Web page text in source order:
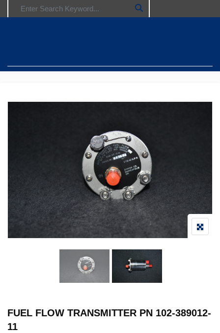
FUEL FLOW TRANSMITTER PN 102-389012-
11